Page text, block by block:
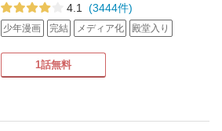
4.1 (3444件)
少年漫画 完結 メディア化 殿堂入り
1話無料